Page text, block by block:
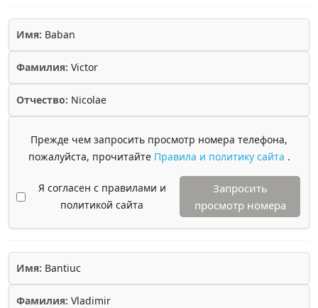
Имя: Baban
Фамилия: Victor
Отчество: Nicolae
Прежде чем запросить просмотр номера телефона,
пожалуйста, прочитайте Правила и политику сайта .
Я согласен с правилами и
политикой сайта
Запросить
просмотр номера
Имя: Bantiuc
Фамилия: Vladimir